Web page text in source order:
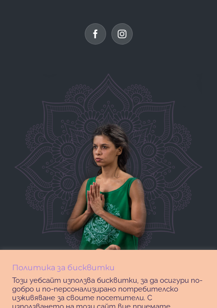
Политика за бисквитки
Този уебсайт използва бисквитки, за да осигури по-
добро и по-персонализирано потребителско
изживяване за своите посетители. С
използването на този сайт вие приемате